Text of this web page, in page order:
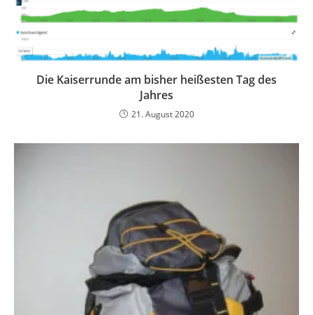
Die Kaiserrunde am bisher heißesten Tag des
Jahres
21. August 2020